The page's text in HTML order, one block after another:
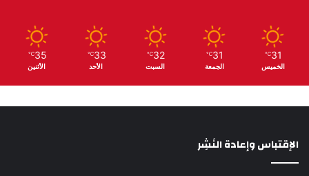
31
℃
الخميس
31
℃
الجمعة
32
℃
السبت
33
℃
الأحد
35
℃
الأثنين
الإقتباس وإعادة النَشِر